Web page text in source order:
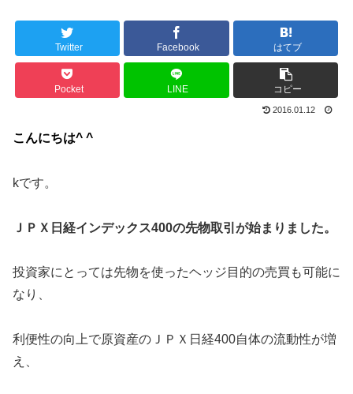
Twitter Facebook はてブ
Pocket LINE コピー
2016.01.12
こんにちは^ ^
kです。
ＪＰＸ日経インデックス400の先物取引が始まりました。
投資家にとっては先物を使ったヘッジ目的の売買も可能に
なり、
利便性の向上で原資産のＪＰＸ日経400自体の流動性が増
え、